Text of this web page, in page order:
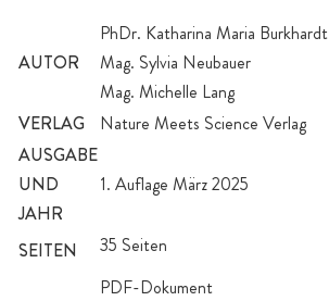
AUTOR
PhDr. Katharina Maria Burkhardt
Mag. Sylvia Neubauer
Mag. Michelle Lang
VERLAG
Nature Meets Science Verlag
AUSGABE
UND
JAHR
1. Auflage März 2025
SEITEN 35 Seiten
PDF-Dokument